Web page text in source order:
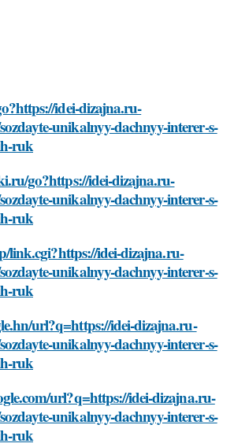
idei-dizajna.ru-
unikalnyy-dachnyy-interer-s-
ruk
go?https://idei-dizajna.ru-
unikalnyy-dachnyy-interer-s-
ruk
link.cgi?https://idei-dizajna.ru-
unikalnyy-dachnyy-interer-s-
ruk
url?q=https://idei-dizajna.ru-
unikalnyy-dachnyy-interer-s-
ruk
url?q=https://idei-dizajna.ru-
unikalnyy-dachnyy-interer-s-
ruk